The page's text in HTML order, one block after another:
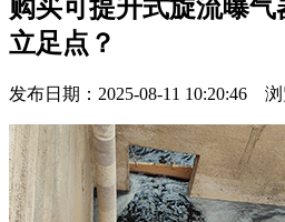
购买可提升式旋流曝
立足点？
发布日期：2025-08-11 10:20:46 浏